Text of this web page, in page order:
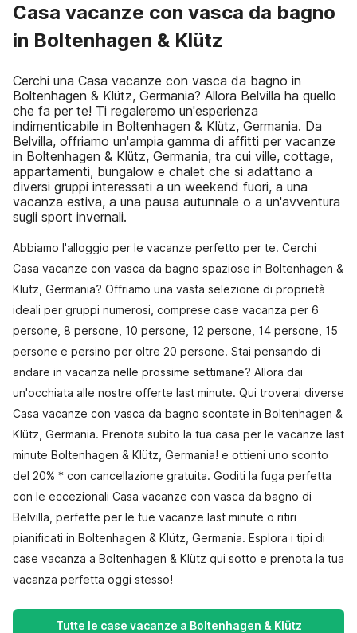
Casa vacanze con vasca da bagno
in Boltenhagen & Klütz
Cerchi una Casa vacanze con vasca da bagno in
Boltenhagen & Klütz, Germania? Allora Belvilla ha quello
che fa per te! Ti regaleremo un'esperienza
indimenticabile in Boltenhagen & Klütz, Germania. Da
Belvilla, offriamo un'ampia gamma di affitti per vacanze
in Boltenhagen & Klütz, Germania, tra cui ville, cottage,
appartamenti, bungalow e chalet che si adattano a
diversi gruppi interessati a un weekend fuori, a una
vacanza estiva, a una pausa autunnale o a un'avventura
sugli sport invernali.
Abbiamo l'alloggio per le vacanze perfetto per te. Cerchi
Casa vacanze con vasca da bagno spaziose in Boltenhagen &
Klütz, Germania? Offriamo una vasta selezione di proprietà
ideali per gruppi numerosi, comprese case vacanza per 6
persone, 8 persone, 10 persone, 12 persone, 14 persone, 15
persone e persino per oltre 20 persone. Stai pensando di
andare in vacanza nelle prossime settimane? Allora dai
un'occhiata alle nostre offerte last minute. Qui troverai diverse
Casa vacanze con vasca da bagno scontate in Boltenhagen &
Klütz, Germania. Prenota subito la tua casa per le vacanze last
minute Boltenhagen & Klütz, Germania! e ottieni uno sconto
del 20% * con cancellazione gratuita. Goditi la fuga perfetta
con le eccezionali Casa vacanze con vasca da bagno di
Belvilla, perfette per le tue vacanze last minute o ritiri
pianificati in Boltenhagen & Klütz, Germania. Esplora i tipi di
case vacanza a Boltenhagen & Klütz qui sotto e prenota la tua
vacanza perfetta oggi stesso!
Tutte le case vacanze a Boltenhagen & Klütz